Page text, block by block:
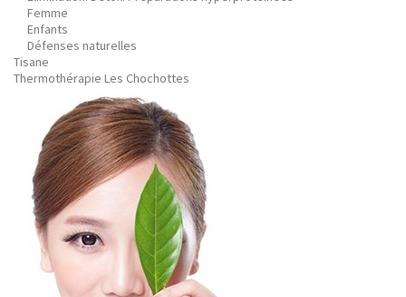
Femme
Enfants
Défenses naturelles
Tisane
Thermothérapie Les Chochottes